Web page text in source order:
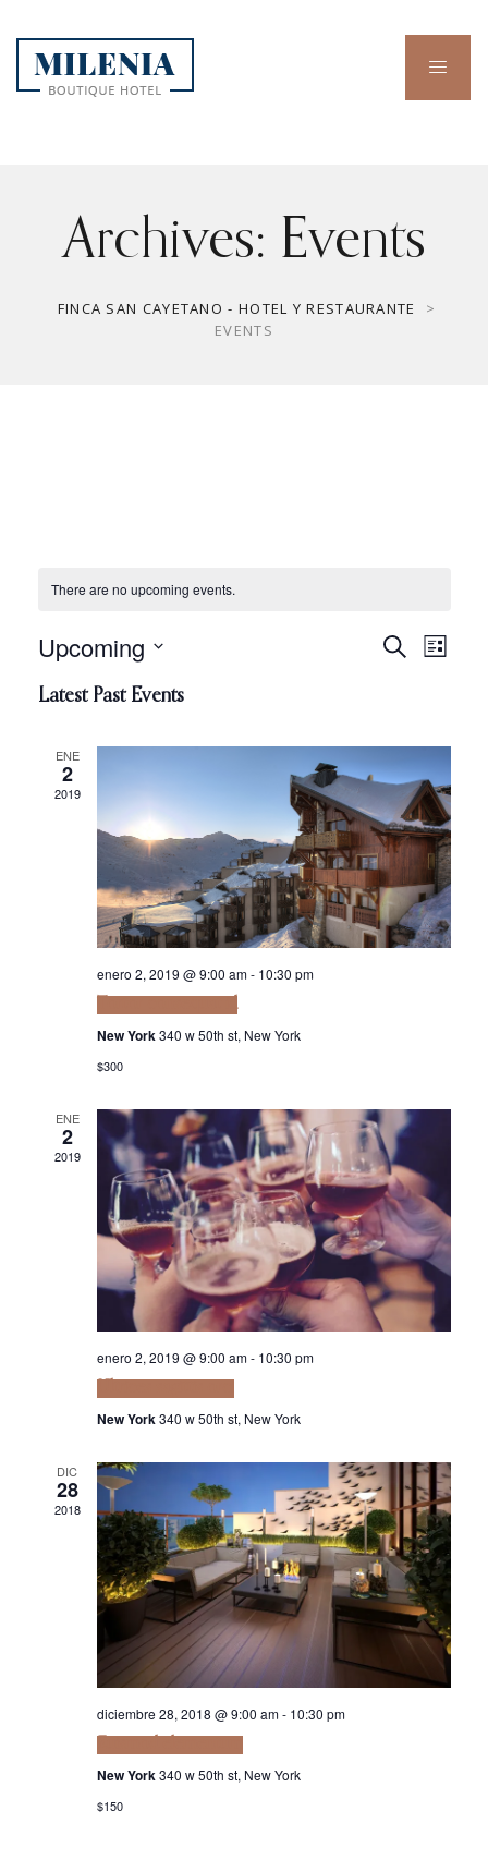
Archives: Events
FINCA SAN CAYETANO - HOTEL Y RESTAURANTE
>
EVENTS
There are no upcoming events.
and
SearchList
Upcoming
date.
Latest Past Events
ENE
2
2019
enero 2, 2019 @ 9:00 am- 10:30 pm
New York340 w 50th st, New York
$300
ENE
2
2019
enero 2, 2019 @ 9:00 am- 10:30 pm
New York340 w 50th st, New York
DIC
28
2018
diciembre 28, 2018 @ 9:00 am- 10:30 pm
New York340 w 50th st, New York
$150